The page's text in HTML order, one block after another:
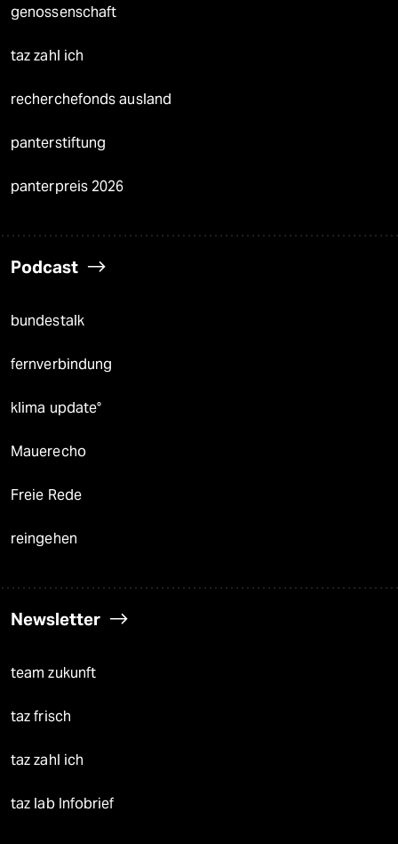
genossenschaft
taz zahl ich
recherchefonds ausland
panterstiftung
panterpreis 2026
Podcast
bundestalk
fernverbindung
klima update°
Mauerecho
Freie Rede
reingehen
Newsletter
team zukunft
taz frisch
taz zahl ich
taz lab Infobrief